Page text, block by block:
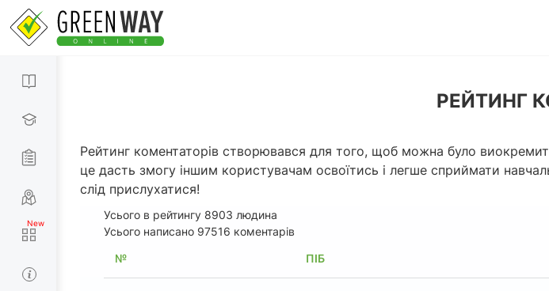
РЕЙТИНГ
Рейтинг коментаторів створювався для того, щоб можна було
це дасть змогу іншим користувачам освоїтись і легше сприймати
слід прислухатися!
Усього в рейтингу 8903 людина
Усього написано 97516 коментарів
№
ПІБ